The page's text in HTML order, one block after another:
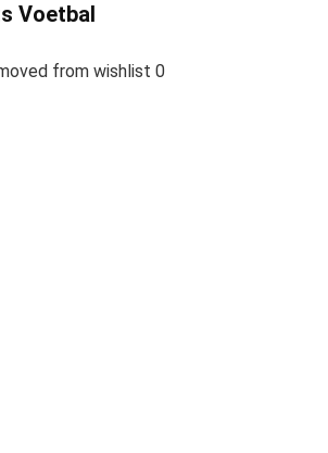
Voetbal
from wishlist 0